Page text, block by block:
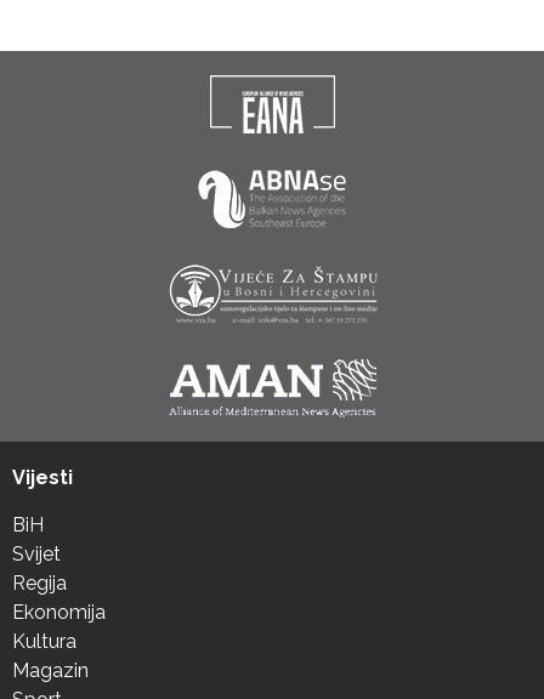
Vijesti
BiH
Svijet
Regija
Ekonomija
Kultura
Magazin